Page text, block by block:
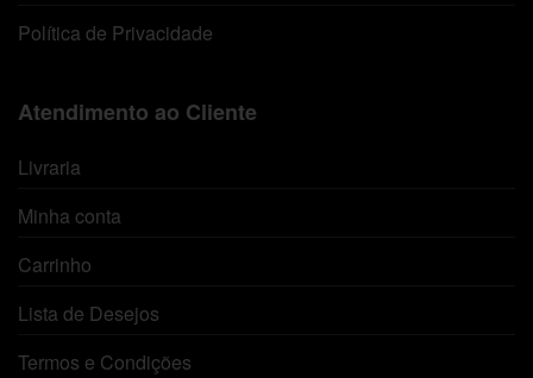
Política de Privacidade
Atendimento ao Cliente
Livraria
Minha conta
Carrinho
Lista de Desejos
Termos e Condições